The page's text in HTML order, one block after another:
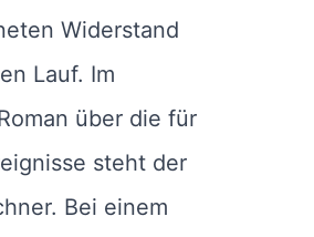
Widerstand
Lauf. Im
über die für
steht der
Bei einem